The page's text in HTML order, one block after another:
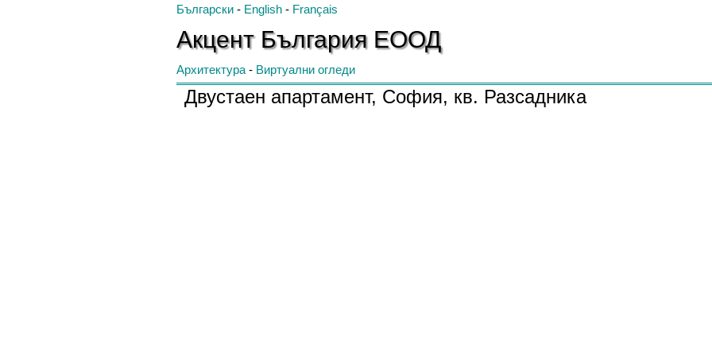
Български - English - Français
Акцент България ЕООД
Архитектура - Виртуални огледи
Двустаен апартамент, София, кв. Разсадника